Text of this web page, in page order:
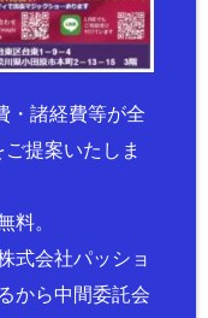
・諸経費等が全
提案いたしま
料。
式会社パッショ
から中間委託会